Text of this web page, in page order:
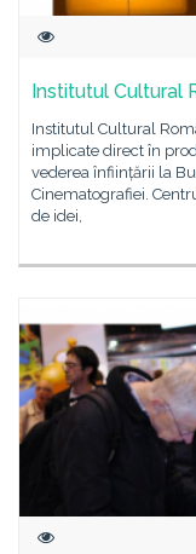
Institutul Cultural
Institutul Cultural
implicate direct în
vederea înființării la
Cinematografiei.
de idei,